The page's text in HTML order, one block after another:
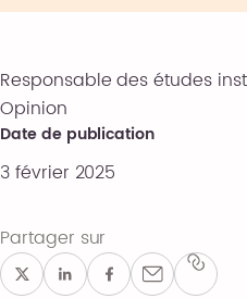
Responsable des études
Opinion
Date de publication
3 février 2025
Partager sur